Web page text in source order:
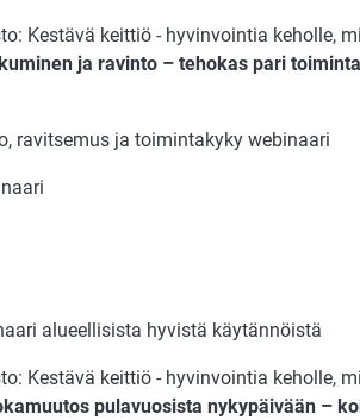
Kestävä keittiö - hyvinvointia keholle,
ja ravinto – tehokas pari
ravitsemus ja toimintakyky webinaari
alueellisista hyvistä käytännöistä
Kestävä keittiö - hyvinvointia keholle,
pulavuosista nykypäivään –